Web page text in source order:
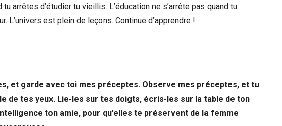
arrêtes d’étudier tu vieillis. L’éducation ne s’arrête pas quand tu
L’univers est plein de leçons. Continue d’apprendre !
et garde avec toi mes préceptes. Observe mes préceptes, et tu
de tes yeux. Lie-les sur tes doigts, écris-les sur la table de ton
ton amie, pour qu’elles te préservent de la femme